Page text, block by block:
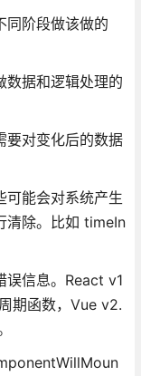
同阶段做该做的
数据和逻辑处理的
要对变化后的数据
可能会对系统产生
清除。比如 timeIn
误信息。React v1
期函数，Vue v2.